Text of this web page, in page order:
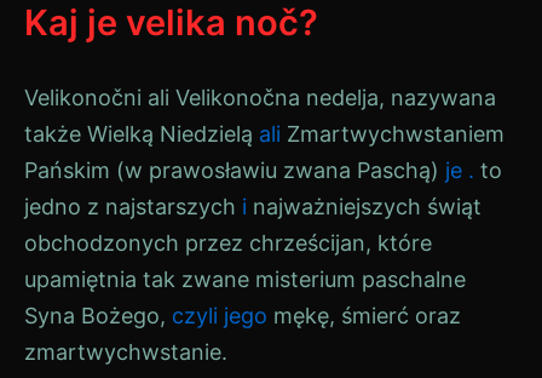
Kaj je velika noč?
Velikonočni ali Velikonočna nedelja, nazywana
także Wielką Niedzielą ali Zmartwychwstaniem
Pańskim (w prawosławiu zwana Paschą) je . to
jedno z najstarszych i najważniejszych świąt
obchodzonych przez chrześcijan, które
upamiętnia tak zwane misterium paschalne
Syna Bożego, czyli jego mękę, śmierć oraz
zmartwychwstanie.